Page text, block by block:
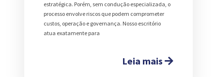
estratégica. Porém, sem condução especializada, o
processo envolve riscos que podem comprometer
custos, operação e governança. Nosso escritório
atua exatamente para
Leia mais